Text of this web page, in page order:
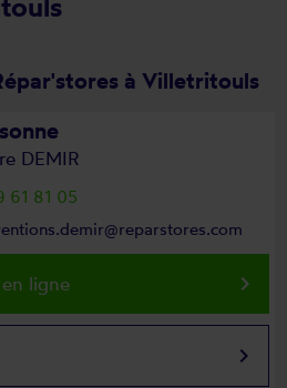
à Villetritouls
DEMIR
61 81 05
ligne keyboard_arrow_right
keyboard_arrow_right